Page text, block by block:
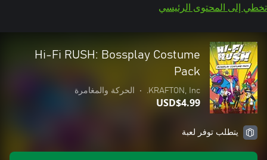
تخطي إلى المحتوى الرئيسي
Hi-Fi RUSH: Bossplay Costume
Pack
KRAFTON, Inc.
• الحركة والمغامرة
USD$4.99
يتطلب توفر لعبة